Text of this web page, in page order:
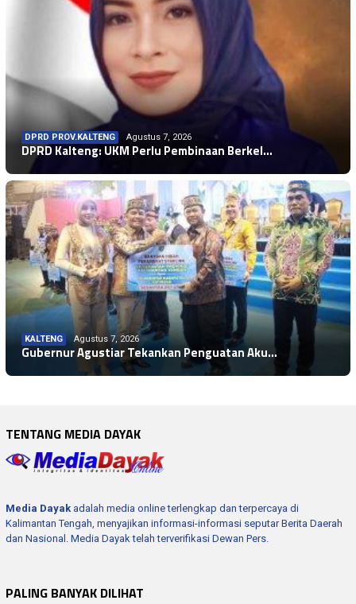
DPRD PROV.KALTENG Agustus 7, 2026
DPRD Kalteng: UKM Perlu Pembinaan Berkel…
KALTENG Agustus 7, 2026
Gubernur Agustiar Tekankan Penguatan Aku…
TENTANG MEDIA DAYAK
Media Dayak adalah media online terlengkap dan terpercaya di
Kalimantan Tengah, menyajikan informasi-informasi seputar Berita Daerah
dan Nasional. Media Dayak telah terverifikasi Dewan Pers.
PALING BANYAK DILIHAT